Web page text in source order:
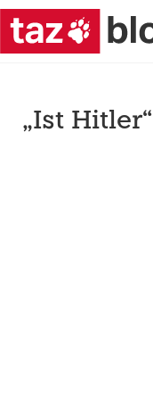
„Ist Hitler“